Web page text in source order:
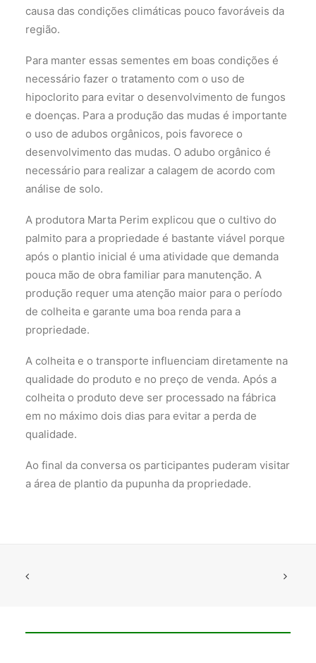
causa das condições climáticas pouco favoráveis da
região.
Para manter essas sementes em boas condições é
necessário fazer o tratamento com o uso de
hipoclorito para evitar o desenvolvimento de fungos
e doenças. Para a produção das mudas é importante
o uso de adubos orgânicos, pois favorece o
desenvolvimento das mudas. O adubo orgânico é
necessário para realizar a calagem de acordo com
análise de solo.
A produtora Marta Perim explicou que o cultivo do
palmito para a propriedade é bastante viável porque
após o plantio inicial é uma atividade que demanda
pouca mão de obra familiar para manutenção. A
produção requer uma atenção maior para o período
de colheita e garante uma boa renda para a
propriedade.
A colheita e o transporte influenciam diretamente na
qualidade do produto e no preço de venda. Após a
colheita o produto deve ser processado na fábrica
em no máximo dois dias para evitar a perda de
qualidade.
Ao final da conversa os participantes puderam visitar
a área de plantio da pupunha da propriedade.